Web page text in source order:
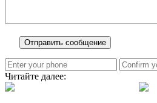
Читайте далее: